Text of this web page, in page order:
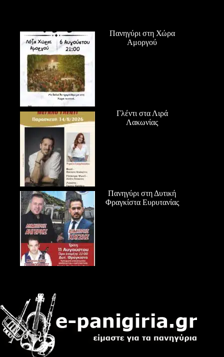
Πανηγύρι στη Χώρα
Αμοργού
Γλέντι στα Λιρά
Λακωνίας
Πανηγύρι στη Δυτική
Φραγκίστα Ευρυτανίας